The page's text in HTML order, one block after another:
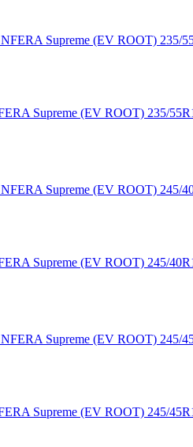
Supreme (EV ROOT) 235/
Supreme (EV ROOT) 245/
Supreme (EV ROOT) 245/